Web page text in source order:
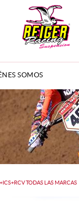
SOMOS
TODAS LAS MARCAS